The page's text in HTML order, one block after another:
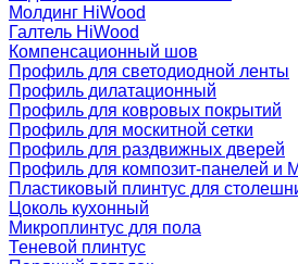
Молдинг HiWood
Галтель HiWood
Компенсационный шов
Профиль для светодиодной ленты
Профиль дилатационный
Профиль для ковровых покрытий
Профиль для москитной сетки
Профиль для раздвижных дверей
Профиль для композит-панелей и
Пластиковый плинтус для
Цоколь кухонный
Микроплинтус для пола
Теневой плинтус